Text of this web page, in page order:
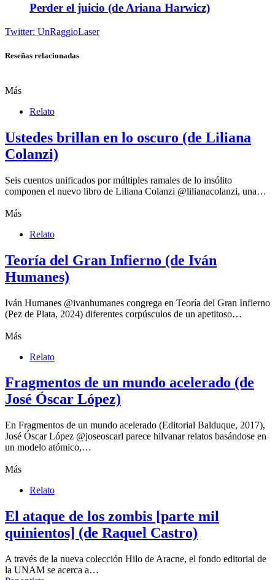
Perder el juicio (de Ariana Harwicz)
Twitter: UnRaggioLaser
Reseñas relacionadas
Más
Relato
Ustedes brillan en lo oscuro (de Liliana
Colanzi)
Seis cuentos unificados por múltiples ramales de lo insólito
componen el nuevo libro de Liliana Colanzi @lilianacolanzi, una…
Más
Relato
Teoría del Gran Infierno (de Iván
Humanes)
Iván Humanes @ivanhumanes congrega en Teoría del Gran Infierno
(Pez de Plata, 2024) diferentes corpúsculos de un apetitoso…
Más
Relato
Fragmentos de un mundo acelerado (de
José Óscar López)
En Fragmentos de un mundo acelerado (Editorial Balduque, 2017),
José Óscar López @joseoscarl parece hilvanar relatos basándose en
un modelo atómico,…
Más
Relato
El ataque de los zombis [parte mil
quinientos] (de Raquel Castro)
A través de la nueva colección Hilo de Aracne, el fondo editorial de
la UNAM se acerca a…